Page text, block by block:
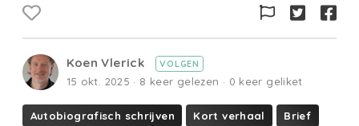
Koen Vlerick VOLGEN
15 okt. 2025 · 8 keer gelezen · 0 keer geliket
Autobiografisch schrijven Kort verhaal Brief